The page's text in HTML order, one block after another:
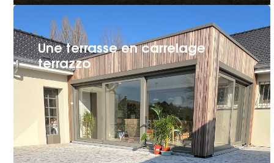
Une terrasse en carrelage
terrazzo